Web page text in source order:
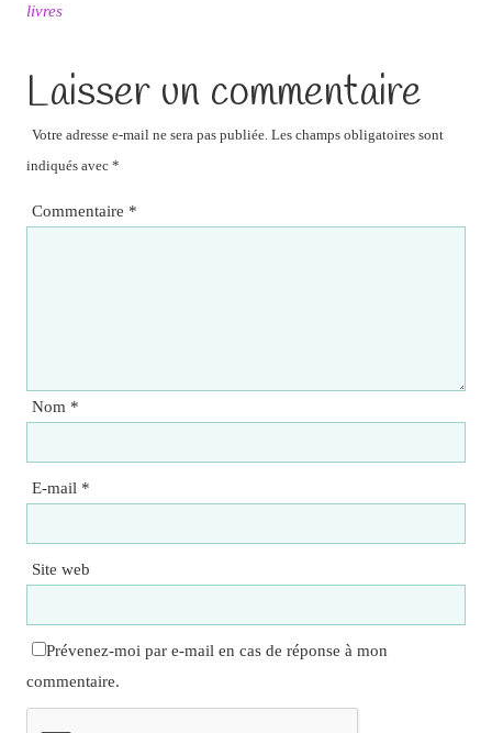
livres
Laisser un commentaire
Votre adresse e-mail ne sera pas publiée. Les champs obligatoires sont
indiqués avec *
Commentaire *
Nom *
E-mail *
Site web
Prévenez-moi par e-mail en cas de réponse à mon
commentaire.